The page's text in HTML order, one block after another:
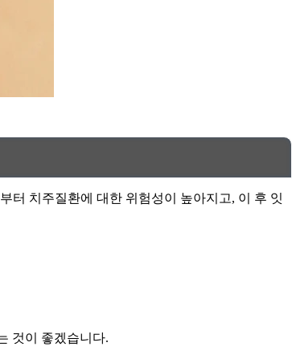
터 치주질환에 대한 위험성이 높아지고, 이 후 잇
것이 좋겠습니다.